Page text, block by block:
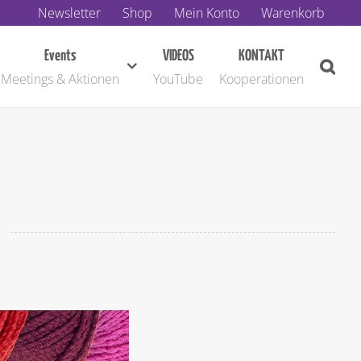
Newsletter Shop Mein Konto Warenkorb
Events
Meetings & Aktionen
VIDEOS
YouTube
KONTAKT
Kooperationen